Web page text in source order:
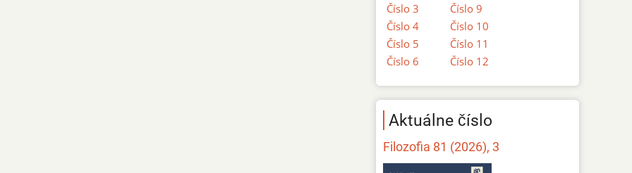
Číslo 3
Číslo 4
Číslo 5
Číslo 6
Číslo 9
Číslo 10
Číslo 11
Číslo 12
Aktuálne číslo
Filozofia 81 (2026), 3